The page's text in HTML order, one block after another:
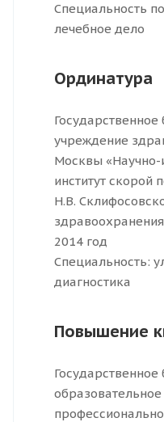
Специальность
лечебное дело
Ординатура
учреждение
Москвы «Научно-
институт скорой
Н.В.
2014 год
Специальность:
диагностика
Повышение